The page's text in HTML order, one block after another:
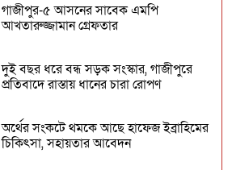
গাজীপুর-৫ আসনের সাবেক এমপি
আখতারুজ্জামান গ্রেফতার
দুই বছর ধরে বন্ধ সড়ক সংস্কার, গাজীপুরে
প্রতিবাদে রাস্তায় ধানের চারা রোপণ
অর্থের সংকটে থমকে আছে হাফেজ ইব্রাহিমের
চিকিৎসা, সহায়তার আবেদন